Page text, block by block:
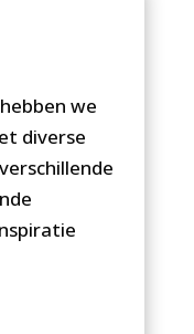
we
diverse